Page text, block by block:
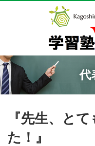
代
『先生、と
た！』